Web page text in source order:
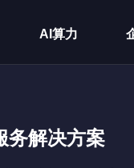
AI算力
务解决方案